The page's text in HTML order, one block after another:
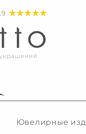
Ювелирные